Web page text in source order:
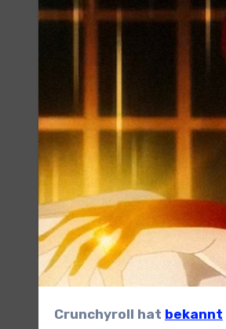
Crunchyroll hat bekannt